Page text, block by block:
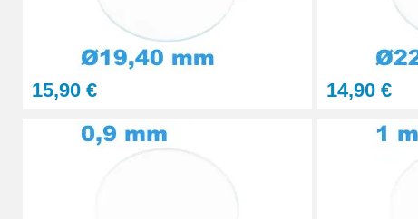
Pince pour Changer un Verre de Montre
41,90 €
15,90 € 14,90 €